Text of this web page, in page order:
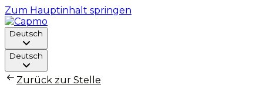
Zum Hauptinhalt springen
Deutsch
Deutsch
Zurück zur Stelle